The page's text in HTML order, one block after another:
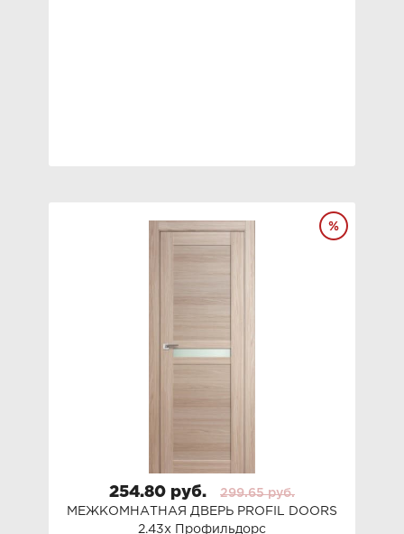
254.80 руб.
299.65 руб.
МЕЖКОМНАТНАЯ ДВЕРЬ PROFIL DOORS
2.43x Профильдорс